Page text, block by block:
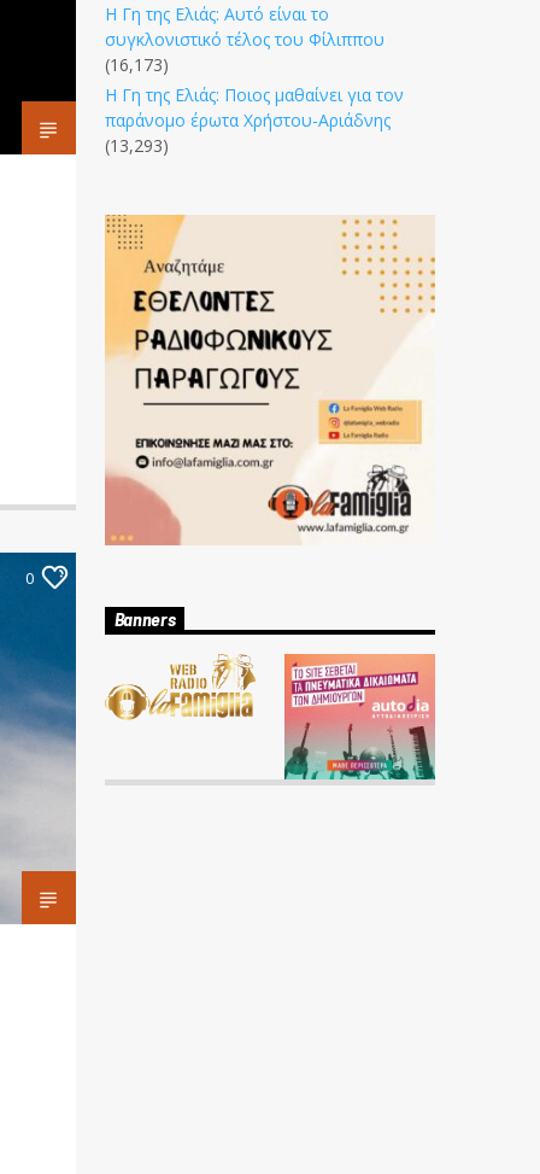
0
Η Γη της Ελιάς: Αυτό είναι το
συγκλονιστικό τέλος του Φίλιππου
(16,173)
Η Γη της Ελιάς: Ποιος μαθαίνει για τον
παράνομο έρωτα Χρήστου-Αριάδνης
(13,293)
Banners